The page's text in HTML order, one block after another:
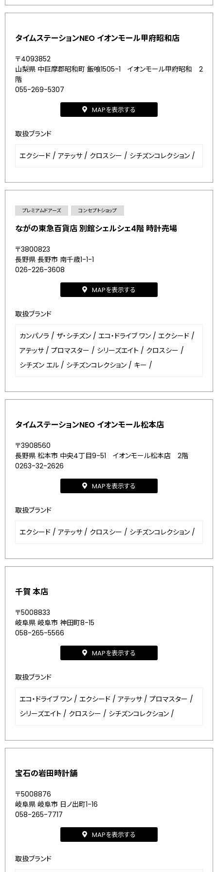
タイムステーションNEO イオンモール甲府昭和店
〒4093852
山梨県 中巨摩郡昭和町 飯喰1505-1 イオンモール甲府昭和 2
階
055-269-5307
MAPを表示する
取扱ブランド
エクシード / アテッサ / クロスシー / シチズンコレクション /
プレミアムドアーズ コンセプトショップ
ながの東急百貨店 別館シェルシェ4階 時計売場
〒3800823
長野県 長野市 南千歳1-1-1
026-226-3608
MAPを表示する
取扱ブランド
カンパノラ / ザ・シチズン / エコ・ドライブ ワン / エクシード /
アテッサ / プロマスター / シリーズエイト / クロスシー /
シチズン エル / シチズンコレクション / キー /
タイムステーションNEO イオンモール松本店
〒3908560
長野県 松本市 中央4丁目9-51 イオンモール松本店 2階
0263-32-2626
MAPを表示する
取扱ブランド
エクシード / アテッサ / クロスシー / シチズンコレクション /
千賀 本店
〒5008833
岐阜県 岐阜市 神田町8-15
058-265-5566
MAPを表示する
取扱ブランド
エコ・ドライブ ワン / エクシード / アテッサ / プロマスター /
シリーズエイト / クロスシー / シチズンコレクション /
宝石の岩田時計舗
〒5008876
岐阜県 岐阜市 日ノ出町1-16
058-265-7717
MAPを表示する
取扱ブランド